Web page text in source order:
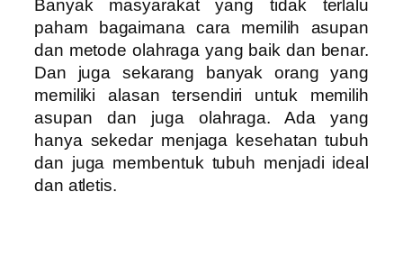
Banyak masyarakat yang tidak terlalu
paham bagaimana cara memilih asupan
dan metode olahraga yang baik dan benar.
Dan juga sekarang banyak orang yang
memiliki alasan tersendiri untuk memilih
asupan dan juga olahraga. Ada yang
hanya sekedar menjaga kesehatan tubuh
dan juga membentuk tubuh menjadi ideal
dan atletis.